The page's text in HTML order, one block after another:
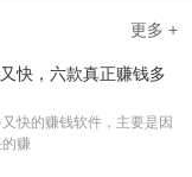
更多 +
快，六款真正赚钱多
快的赚钱软件，主要是因
赚